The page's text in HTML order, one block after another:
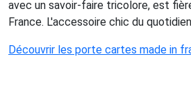
avec un savoir-faire tricolore, est
France. L'accessoire chic du
Découvrir les porte cartes made in